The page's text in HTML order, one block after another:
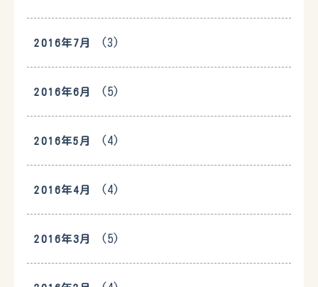
2016年7月 (3)
2016年6月 (5)
2016年5月 (4)
2016年4月 (4)
2016年3月 (5)